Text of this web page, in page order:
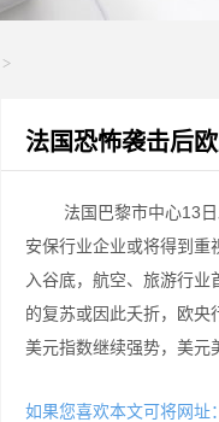
>
法国恐怖袭击后
法国巴黎市中心13日发
安保行业企业或将得到重
入谷底，航空、旅游行
的复苏或因此夭折，欧央
美元指数继续强势，美元
如果您喜欢本文可将网址：